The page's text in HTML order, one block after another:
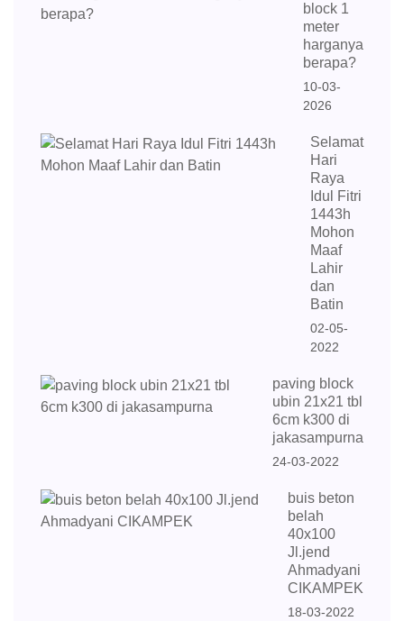
block 1
meter
harganya
berapa?
10-03-
2026
Selamat
Hari
Raya
Idul Fitri
1443h
Mohon
Maaf
Lahir
dan
Batin
02-05-
2022
paving block
ubin 21x21 tbl
6cm k300 di
jakasampurna
24-03-2022
buis beton
belah
40x100
Jl.jend
Ahmadyani
CIKAMPEK
18-03-2022